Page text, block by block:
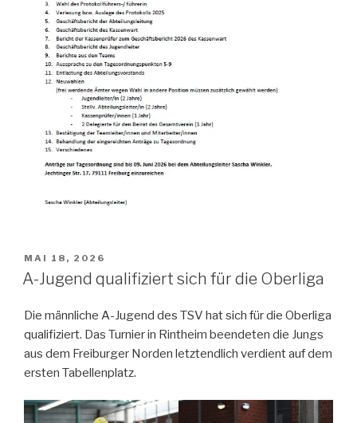
MAI 18, 2026
A-Jugend qualifiziert sich für die Oberliga
Die männliche A-Jugend des TSV hat sich für die Oberliga
qualifiziert. Das Turnier in Rintheim beendeten die Jungs
aus dem Freiburger Norden letztendlich verdient auf dem
ersten Tabellenplatz.